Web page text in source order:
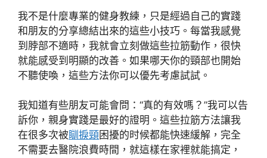
我不是什麼專業的健身教練，只是經過自己的實踐
和朋友的分享總結出來的這些小技巧。每當我感覺
到脖部不適時，我就會立刻做這些拉筋動作，很快
就能感受到明顯的改善。如果哪天你的頸部也開始
不聽使喚，這些方法你可以優先考慮試試。
我知道有些朋友可能會問：“真的有效嗎？”我可以告
訴你，親身實踐是最好的證明。這些拉筋方法讓我
在很多次被瞓捩頸 困擾的时候都能快速緩解，完全
不需要去醫院浪費時間，就這樣在家裡就能搞定，